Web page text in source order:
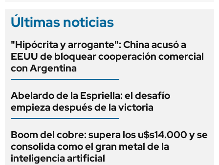
Últimas noticias
"Hipócrita y arrogante": China acusó a
EEUU de bloquear cooperación comercial
con Argentina
Abelardo de la Espriella: el desafío
empieza después de la victoria
Boom del cobre: supera los u$s14.000 y se
consolida como el gran metal de la
inteligencia artificial